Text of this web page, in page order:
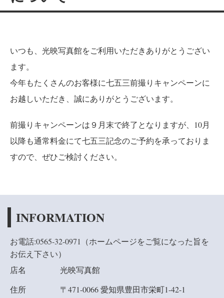
いつも、光映写真館をご利用いただきありがとうござい
ます。
今年もたくさんのお客様に七五三前撮りキャンペーンに
お越しいただき、誠にありがとうございます。
前撮りキャンペーンは９月末で終了となりますが、10月
以降も通常料金にて七五三記念のご予約を承っておりま
すので、ぜひご検討ください。
INFORMATION
お電話:0565-32-0971（ホームページをご覧になった旨を
お伝え下さい）
店名
光映写真館
住所
〒471-0066 愛知県豊田市栄町1-42-1